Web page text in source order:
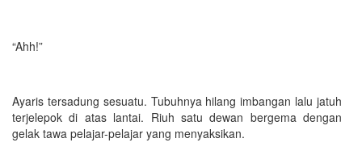
“Ahh!”
Ayaris tersadung sesuatu. Tubuhnya hilang imbangan lalu jatuh
terjelepok di atas lantai. Riuh satu dewan bergema dengan
gelak tawa pelajar-pelajar yang menyaksikan.